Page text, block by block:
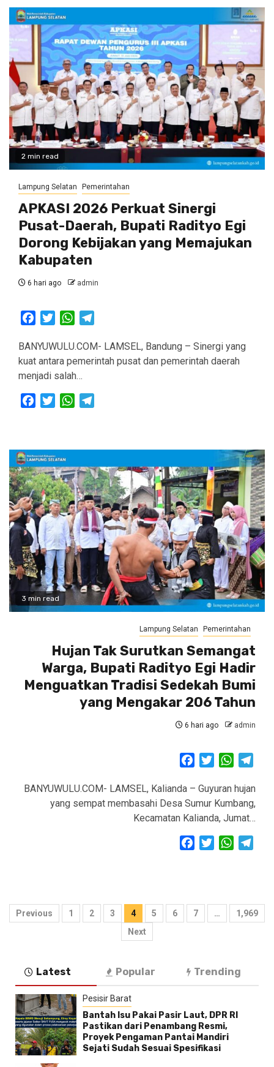
2 min read
Lampung Selatan Pemerintahan
APKASI 2026 Perkuat Sinergi
Pusat-Daerah, Bupati Radityo Egi
Dorong Kebijakan yang Memajukan
Kabupaten
6 hari ago admin
FacebookTwitterWhatsApp
BANYUWULU.COM- LAMSEL, Bandung – Sinergi yang
kuat antara pemerintah pusat dan pemerintah daerah
menjadi salah…
FacebookTwitterWhatsApp
3 min read
Lampung Selatan Pemerintahan
Hujan Tak Surutkan Semangat
Warga, Bupati Radityo Egi Hadir
Menguatkan Tradisi Sedekah Bumi
yang Mengakar 206 Tahun
6 hari ago admin
FacebookTwitter
BANYUWULU.COM- LAMSEL, Kalianda – Guyuran hujan
yang sempat membasahi Desa Sumur Kumbang,
Kecamatan Kalianda, Jumat…
FacebookTwitter
Paginasi
Previous 1 2 3 4 5 6 7 …
1,969
Next
Latest Popular Trending
Pesisir Barat
Bantah Isu Pakai Pasir Laut, DPR RI
Pastikan dari Penambang Resmi,
Proyek Pengaman Pantai Mandiri
Sejati Sudah Sesuai Spesifikasi